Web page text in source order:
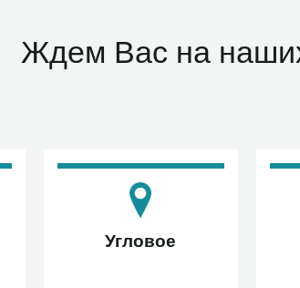
Ждем Вас на
Угловое